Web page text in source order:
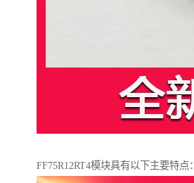
FF75R12RT4模块具有以下主要特点：